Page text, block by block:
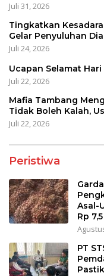
Juli 31, 2026
Tingkatkan
Gelar Penyuluhan
Juli 24, 2026
Ucapan Selamat
Juli 22, 2026
Mafia Tambang
Tidak Boleh Kalah,
Juli 22, 2026
Peristiwa
Asal-
Rp
PT